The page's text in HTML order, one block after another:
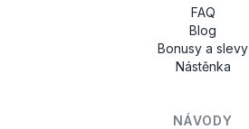
FAQ
Blog
Bonusy a slevy
Nástěnka
NÁVODY